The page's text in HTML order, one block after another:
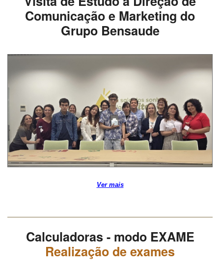
Comunicação e Marketing do
Grupo Bensaude
Ver mais
Calculadoras - modo EXAME
Realização de exames